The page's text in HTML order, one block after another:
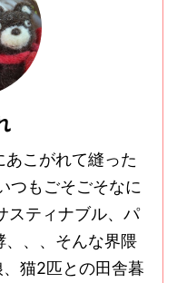
こがれて縫った
つもごそごそなに
スティナブル、パ
、、、そんな界隈
猫2匹との田舎暮